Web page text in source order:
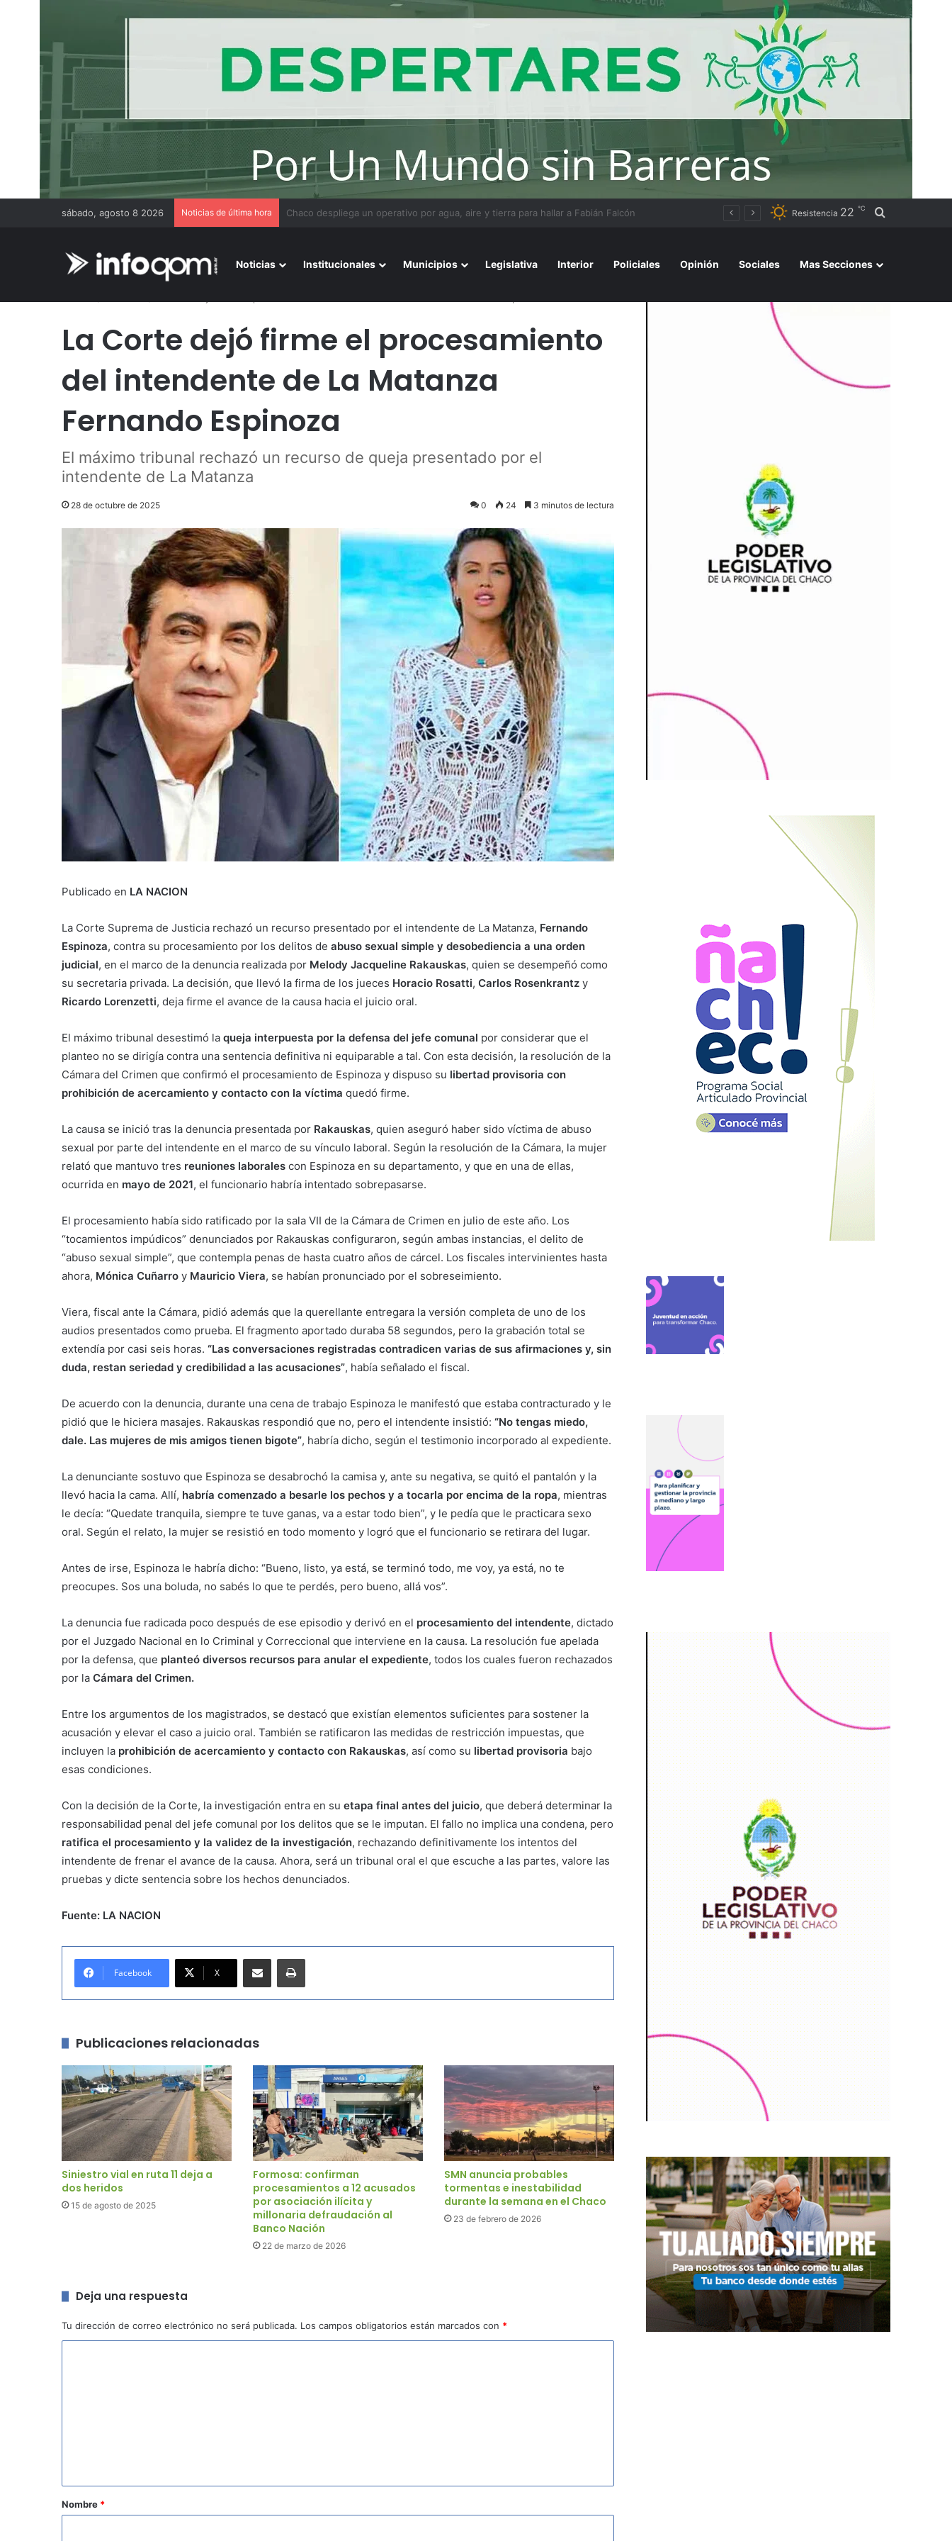
sábado, agosto 8 2026 Noticias de última hora Beneficios avalados por la ciencia de convivir con gatos Resistencia 22 ℃ Buscar por
Noticias Institucionales Municipios Legislativa Interior Policiales Opinión Sociales Mas Secciones
La Corte dejó firme el procesamiento
del intendente de La Matanza
Fernando Espinoza
El máximo tribunal rechazó un recurso de queja presentado por el
intendente de La Matanza
28 de octubre de 2025 0 24 3 minutos de lectura
Publicado en LA NACION
La Corte Suprema de Justicia rechazó un recurso presentado por el intendente de La Matanza, Fernando
Espinoza, contra su procesamiento por los delitos de abuso sexual simple y desobediencia a una orden
judicial, en el marco de la denuncia realizada por Melody Jacqueline Rakauskas, quien se desempeñó como
su secretaria privada. La decisión, que llevó la firma de los jueces Horacio Rosatti, Carlos Rosenkrantz y
Ricardo Lorenzetti, deja firme el avance de la causa hacia el juicio oral.
El máximo tribunal desestimó la queja interpuesta por la defensa del jefe comunal por considerar que el
planteo no se dirigía contra una sentencia definitiva ni equiparable a tal. Con esta decisión, la resolución de la
Cámara del Crimen que confirmó el procesamiento de Espinoza y dispuso su libertad provisoria con
prohibición de acercamiento y contacto con la víctima quedó firme.
La causa se inició tras la denuncia presentada por Rakauskas, quien aseguró haber sido víctima de abuso
sexual por parte del intendente en el marco de su vínculo laboral. Según la resolución de la Cámara, la mujer
relató que mantuvo tres reuniones laborales con Espinoza en su departamento, y que en una de ellas,
ocurrida en mayo de 2021, el funcionario habría intentado sobrepasarse.
El procesamiento había sido ratificado por la sala VII de la Cámara de Crimen en julio de este año. Los
“tocamientos impúdicos” denunciados por Rakauskas configuraron, según ambas instancias, el delito de
“abuso sexual simple”, que contempla penas de hasta cuatro años de cárcel. Los fiscales intervinientes hasta
ahora, Mónica Cuñarro y Mauricio Viera, se habían pronunciado por el sobreseimiento.
Viera, fiscal ante la Cámara, pidió además que la querellante entregara la versión completa de uno de los
audios presentados como prueba. El fragmento aportado duraba 58 segundos, pero la grabación total se
extendía por casi seis horas. “Las conversaciones registradas contradicen varias de sus afirmaciones y, sin
duda, restan seriedad y credibilidad a las acusaciones”, había señalado el fiscal.
De acuerdo con la denuncia, durante una cena de trabajo Espinoza le manifestó que estaba contracturado y le
pidió que le hiciera masajes. Rakauskas respondió que no, pero el intendente insistió: “No tengas miedo,
dale. Las mujeres de mis amigos tienen bigote”, habría dicho, según el testimonio incorporado al expediente.
La denunciante sostuvo que Espinoza se desabrochó la camisa y, ante su negativa, se quitó el pantalón y la
llevó hacia la cama. Allí, habría comenzado a besarle los pechos y a tocarla por encima de la ropa, mientras
le decía: “Quedate tranquila, siempre te tuve ganas, va a estar todo bien”, y le pedía que le practicara sexo
oral. Según el relato, la mujer se resistió en todo momento y logró que el funcionario se retirara del lugar.
Antes de irse, Espinoza le habría dicho: “Bueno, listo, ya está, se terminó todo, me voy, ya está, no te
preocupes. Sos una boluda, no sabés lo que te perdés, pero bueno, allá vos”.
La denuncia fue radicada poco después de ese episodio y derivó en el procesamiento del intendente, dictado
por el Juzgado Nacional en lo Criminal y Correccional que interviene en la causa. La resolución fue apelada
por la defensa, que planteó diversos recursos para anular el expediente, todos los cuales fueron rechazados
por la Cámara del Crimen.
Entre los argumentos de los magistrados, se destacó que existían elementos suficientes para sostener la
acusación y elevar el caso a juicio oral. También se ratificaron las medidas de restricción impuestas, que
incluyen la prohibición de acercamiento y contacto con Rakauskas, así como su libertad provisoria bajo
esas condiciones.
Con la decisión de la Corte, la investigación entra en su etapa final antes del juicio, que deberá determinar la
responsabilidad penal del jefe comunal por los delitos que se le imputan. El fallo no implica una condena, pero
ratifica el procesamiento y la validez de la investigación, rechazando definitivamente los intentos del
intendente de frenar el avance de la causa. Ahora, será un tribunal oral el que escuche a las partes, valore las
pruebas y dicte sentencia sobre los hechos denunciados.
Fuente: LA NACION
Facebook X
Publicaciones relacionadas
Siniestro vial en ruta 11 deja a
dos heridos
15 de agosto de 2025
Formosa: confirman
procesamientos a 12 acusados
por asociación ilícita y
millonaria defraudación al
Banco Nación
22 de marzo de 2026
SMN anuncia probables
tormentas e inestabilidad
durante la semana en el Chaco
23 de febrero de 2026
Deja una respuesta
Tu dirección de correo electrónico no será publicada. Los campos obligatorios están marcados con *
r
Nombre *